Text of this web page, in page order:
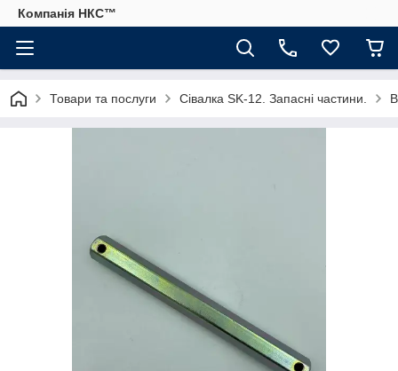
Компанія НКС™
Товари та послуги Сівалка SK-12. Запасні частини.